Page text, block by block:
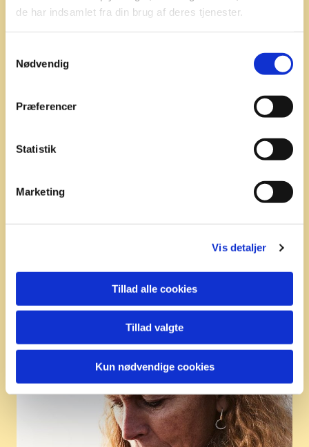
de har indsamlet fra din brug af deres tjenester.
Nødvendig
Præferencer
Statistik
Marketing
Vis detaljer
Tillad alle cookies
Tillad valgte
Kun nødvendige cookies